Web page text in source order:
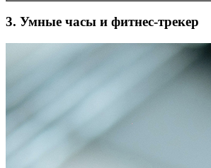
3. Умные часы и фитнес-трекер